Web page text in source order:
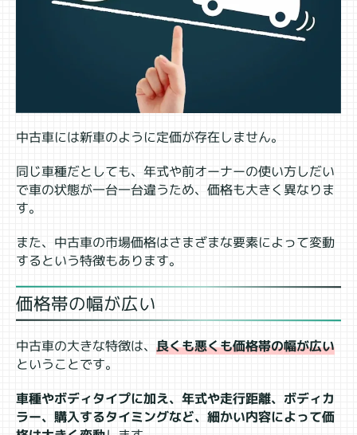
中古車には新車のように定価が存在しません。
同じ車種だとしても、年式や前オーナーの使い方しだい
で車の状態が一台一台違うため、価格も大きく異なりま
す。
また、中古車の市場価格はさまざまな要素によって変動
するという特徴もあります。
価格帯の幅が広い
中古車の大きな特徴は、良くも悪くも価格帯の幅が広い
ということです。
車種やボディタイプに加え、年式や走行距離、ボディカ
ラー、購入するタイミングなど、細かい内容によって価